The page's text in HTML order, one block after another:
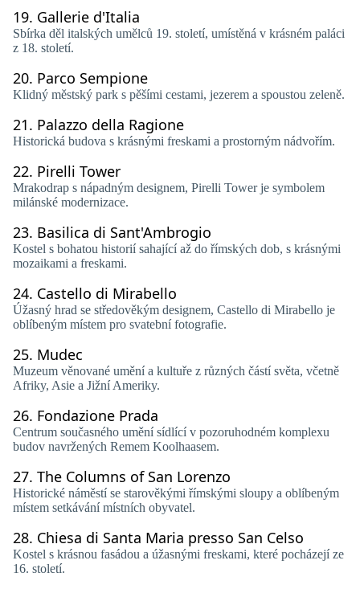
19. Gallerie d'Italia
Sbírka děl italských umělců 19. století, umístěná v krásném paláci
z 18. století.
20. Parco Sempione
Klidný městský park s pěšími cestami, jezerem a spoustou zeleně.
21. Palazzo della Ragione
Historická budova s ​​krásnými freskami a prostorným nádvořím.
22. Pirelli Tower
Mrakodrap s nápadným designem, Pirelli Tower je symbolem
milánské modernizace.
23. Basilica di Sant'Ambrogio
Kostel s bohatou historií sahající až do římských dob, s krásnými
mozaikami a freskami.
24. Castello di Mirabello
Úžasný hrad se středověkým designem, Castello di Mirabello je
oblíbeným místem pro svatební fotografie.
25. Mudec
Muzeum věnované umění a kultuře z různých částí světa, včetně
Afriky, Asie a Jižní Ameriky.
26. Fondazione Prada
Centrum současného umění sídlící v pozoruhodném komplexu
budov navržených Remem Koolhaasem.
27. The Columns of San Lorenzo
Historické náměstí se starověkými římskými sloupy a oblíbeným
místem setkávání místních obyvatel.
28. Chiesa di Santa Maria presso San Celso
Kostel s krásnou fasádou a úžasnými freskami, které pocházejí ze
16. století.